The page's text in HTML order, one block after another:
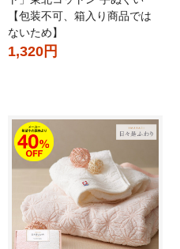
【包装不可、箱入り商品では
ないため】
1,320円